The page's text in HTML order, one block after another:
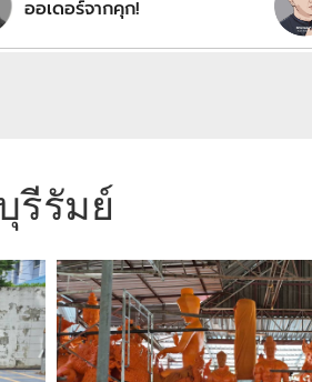
ออเดอร์จากคุก!
รีรัมย์